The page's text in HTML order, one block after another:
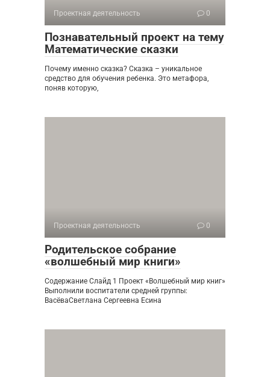
Проектная деятельность 0
Познавательный проект на тему
Математические сказки
Почему именно сказка? Сказка – уникальное
средство для обучения ребенка. Это метафора,
поняв которую,
Проектная деятельность 0
Родительское собрание
«волшебный мир книги»
Содержание Слайд 1 Проект «Волшебный мир книг»
Выполнили воспитатели средней группы:
ВасёваСветлана Сергеевна Есина